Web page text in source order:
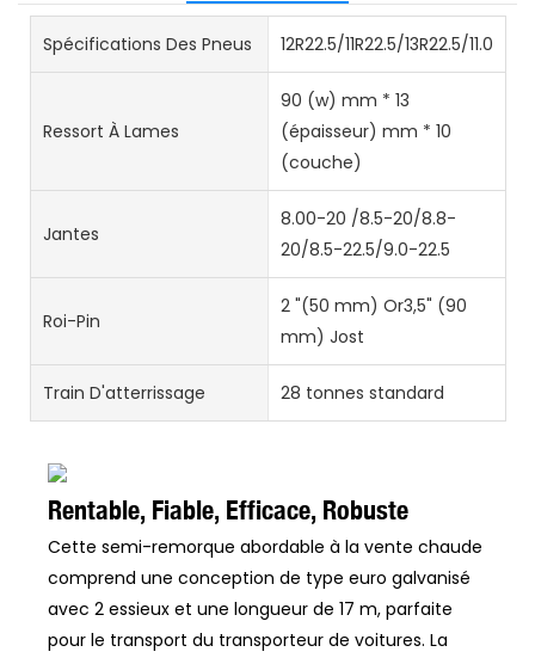
Spécifications Des Pneus 12R22.5/11R22.5/13R22.5/
Ressort À Lames
90 (w) mm * 13
(épaisseur) mm * 10
(couche)
Jantes
8.00-20 /8.5-20/8.8-
20/8.5-22.5/9.0-22.5
Roi-Pin
2 "(50 mm) Or3,5" (90
mm) Jost
Train D'atterrissage 28 tonnes standard
Rentable, Fiable, Efficace, Robuste
Cette semi-remorque abordable à la vente chaude
comprend une conception de type euro galvanisé
avec 2 essieux et une longueur de 17 m, parfaite
pour le transport du transporteur de voitures. La